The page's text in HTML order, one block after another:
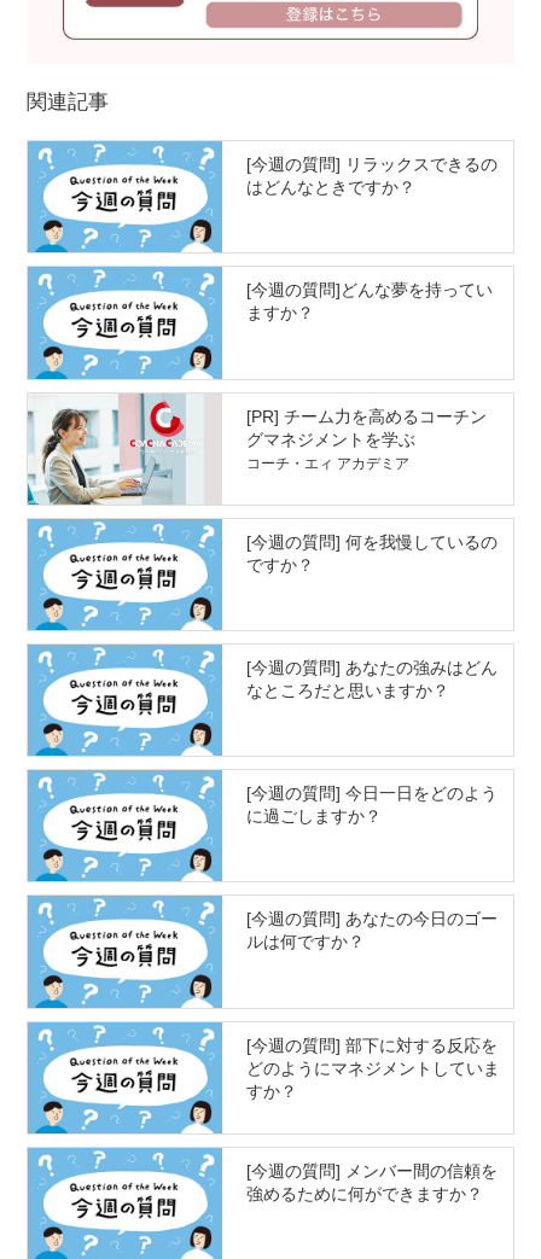
関連記事
[今週の質問] リラックスできるの
はどんなときですか？
[今週の質問]どんな夢を持ってい
ますか？
[PR] チーム力を高めるコーチン
グマネジメントを学ぶ
コーチ・エィ アカデミア
[今週の質問] 何を我慢しているの
ですか？
[今週の質問] あなたの強みはどん
なところだと思いますか？
[今週の質問] 今日一日をどのよう
に過ごしますか？
[今週の質問] あなたの今日のゴー
ルは何ですか？
[今週の質問] 部下に対する反応を
どのようにマネジメントしていま
すか？
[今週の質問] メンバー間の信頼を
強めるために何ができますか？